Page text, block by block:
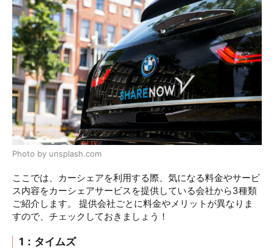
Photo by unsplash.com
ここでは、カーシェアを利用する際、気になる料金やサービ
ス内容をカーシェアサービスを提供している会社から3種類
ご紹介します。 提供会社ごとに料金やメリットが異なりま
すので、チェックしておきましょう！
1：タイムズ